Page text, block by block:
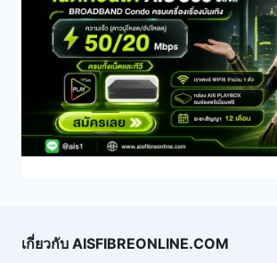
เกี่ยวกับ AISFIBREONLINE.COM